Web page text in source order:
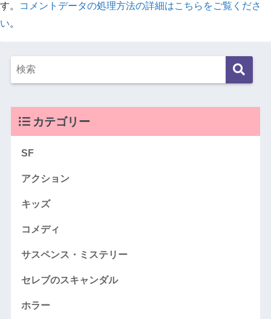
す。
コメントデータの処理方法の詳細はこちらをご覧くださ
い。
カテゴリー
SF
アクション
キッズ
コメディ
サスペンス・ミステリー
セレブのスキャンダル
ホラー